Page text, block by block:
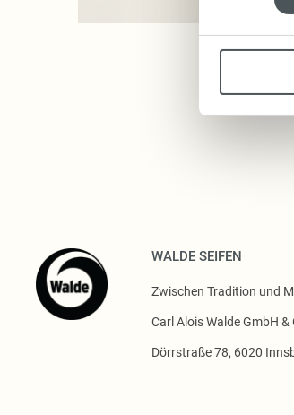
WALDE SEIFEN
Zwischen Tradition und
Carl Alois Walde GmbH &
Dörrstraße 78, 6020